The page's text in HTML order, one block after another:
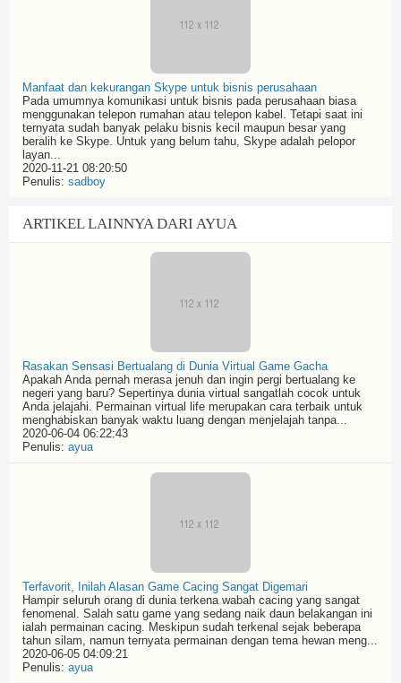
Manfaat dan kekurangan Skype untuk bisnis perusahaan
Pada umumnya komunikasi untuk bisnis pada perusahaan biasa
menggunakan telepon rumahan atau telepon kabel. Tetapi saat ini
ternyata sudah banyak pelaku bisnis kecil maupun besar yang
beralih ke Skype. Untuk yang belum tahu, Skype adalah pelopor
layan...
2020-11-21 08:20:50
Penulis: sadboy
ARTIKEL LAINNYA DARI AYUA
Rasakan Sensasi Bertualang di Dunia Virtual Game Gacha
Apakah Anda pernah merasa jenuh dan ingin pergi bertualang ke
negeri yang baru? Sepertinya dunia virtual sangatlah cocok untuk
Anda jelajahi. Permainan virtual life merupakan cara terbaik untuk
menghabiskan banyak waktu luang dengan menjelajah tanpa...
2020-06-04 06:22:43
Penulis: ayua
Terfavorit, Inilah Alasan Game Cacing Sangat Digemari
Hampir seluruh orang di dunia terkena wabah cacing yang sangat
fenomenal. Salah satu game yang sedang naik daun belakangan ini
ialah permainan cacing. Meskipun sudah terkenal sejak beberapa
tahun silam, namun ternyata permainan dengan tema hewan meng...
2020-06-05 04:09:21
Penulis: ayua